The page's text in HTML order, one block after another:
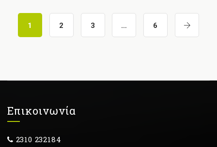
1 2 3 … 6
Επικοινωνία
2310 232184